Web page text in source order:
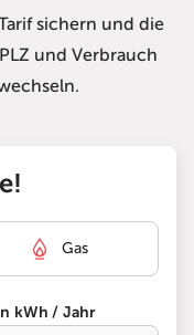
sichern und die
und Verbrauch
Gas
kWh / Jahr